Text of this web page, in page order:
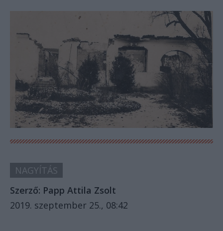
NAGYÍTÁS
Szerző: Papp Attila Zsolt
2019. szeptember 25., 08:42